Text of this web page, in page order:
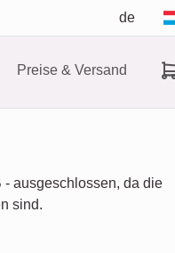
de
Preise & Versand
- ausgeschlossen, da die
sind.